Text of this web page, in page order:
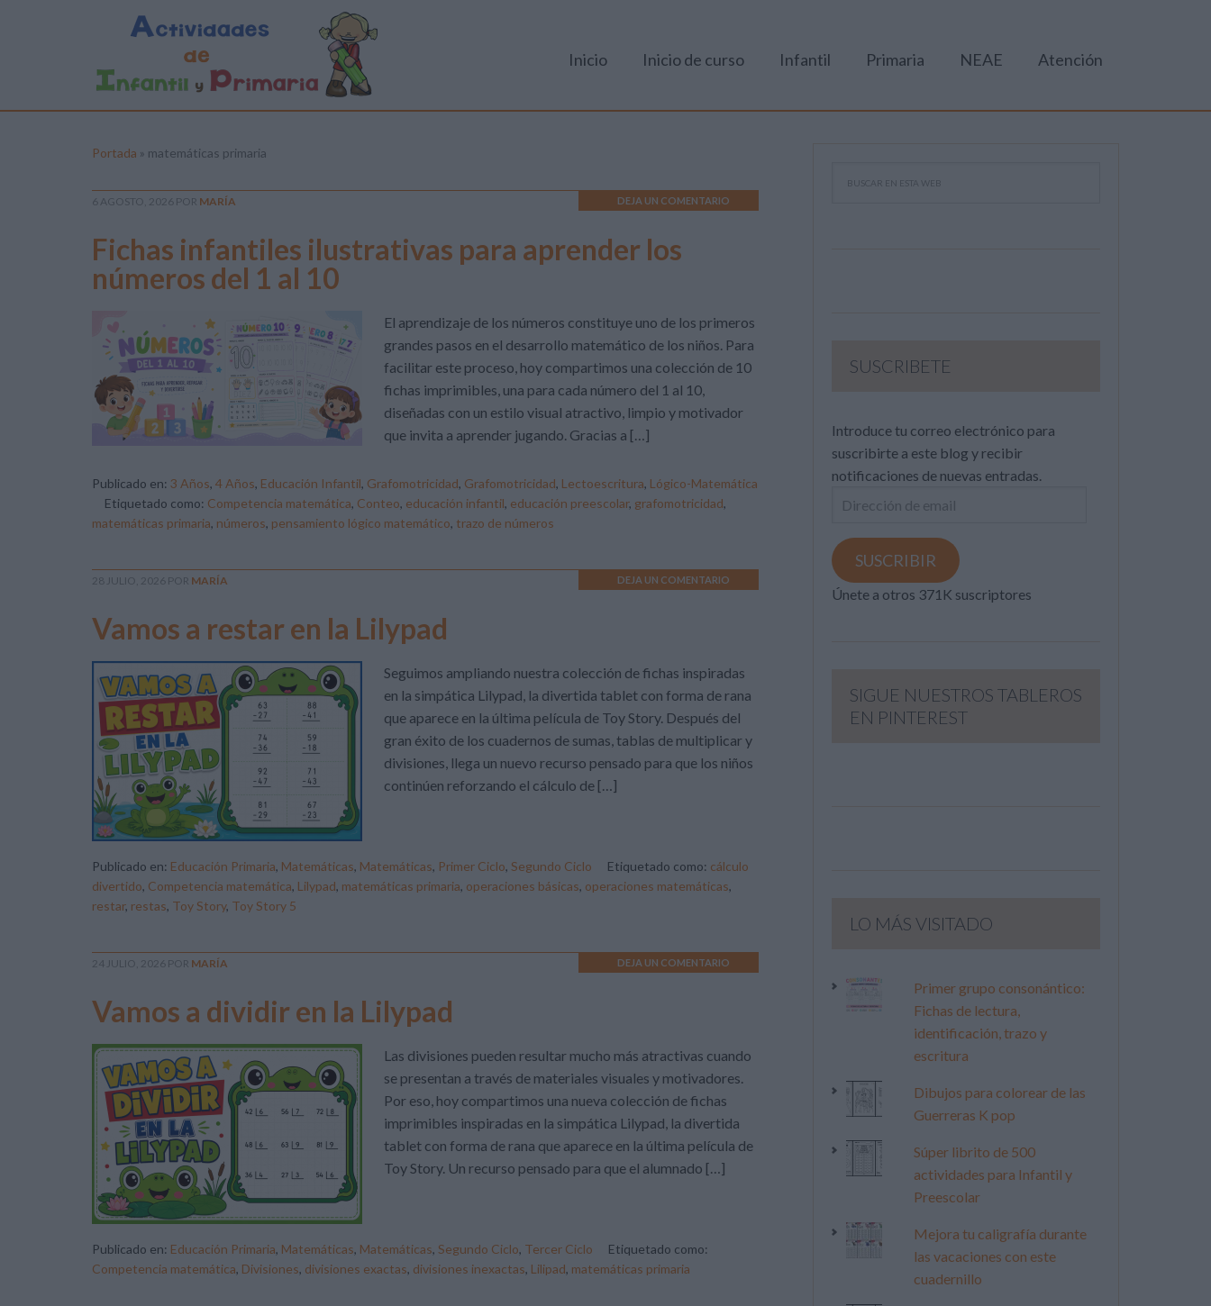
Inicio Inicio de curso Infantil Primaria NEAE Atención
Portada » matemáticas primaria
6 AGOSTO, 2026 POR MARÍA DEJA UN COMENTARIO
Fichas infantiles ilustrativas para aprender los
números del 1 al 10
El aprendizaje de los números constituye uno de los primeros
grandes pasos en el desarrollo matemático de los niños. Para
facilitar este proceso, hoy compartimos una colección de 10
fichas imprimibles, una para cada número del 1 al 10,
diseñadas con un estilo visual atractivo, limpio y motivador
que invita a aprender jugando. Gracias a […]
Publicado en: 3 Años, 4 Años, Educación Infantil, Grafomotricidad, Grafomotricidad, Lectoescritura, Lógico-Matemática
Etiquetado como: Competencia matemática, Conteo, educación infantil, educación preescolar, grafomotricidad,
matemáticas primaria, números, pensamiento lógico matemático, trazo de números
28 JULIO, 2026 POR MARÍA DEJA UN COMENTARIO
Vamos a restar en la Lilypad
Seguimos ampliando nuestra colección de fichas inspiradas
en la simpática Lilypad, la divertida tablet con forma de rana
que aparece en la última película de Toy Story. Después del
gran éxito de los cuadernos de sumas, tablas de multiplicar y
divisiones, llega un nuevo recurso pensado para que los niños
continúen reforzando el cálculo de […]
Publicado en: Educación Primaria, Matemáticas, Matemáticas, Primer Ciclo, Segundo Ciclo Etiquetado como: cálculo
divertido, Competencia matemática, Lilypad, matemáticas primaria, operaciones básicas, operaciones matemáticas,
restar, restas, Toy Story, Toy Story 5
24 JULIO, 2026 POR MARÍA DEJA UN COMENTARIO
Vamos a dividir en la Lilypad
Las divisiones pueden resultar mucho más atractivas cuando
se presentan a través de materiales visuales y motivadores.
Por eso, hoy compartimos una nueva colección de fichas
imprimibles inspiradas en la simpática Lilypad, la divertida
tablet con forma de rana que aparece en la última película de
Toy Story. Un recurso pensado para que el alumnado […]
Publicado en: Educación Primaria, Matemáticas, Matemáticas, Segundo Ciclo, Tercer Ciclo
Etiquetado como:
Competencia matemática, Divisiones, divisiones exactas, divisiones inexactas, Lilipad, matemáticas primaria
SUSCRIBETE
Introduce tu correo electrónico para
suscribirte a este blog y recibir
notificaciones de nuevas entradas.
Dirección
email
SUSCRIBIR
Únete a otros 371K suscriptores
SIGUE NUESTROS TABLEROS
EN PINTEREST
LO MÁS VISITADO
Primer grupo consonántico:
Fichas de lectura,
identificación, trazo y
escritura
Dibujos para colorear de las
Guerreras K pop
Súper librito de 500
actividades para Infantil y
Preescolar
Mejora tu caligrafía durante
las vacaciones con este
cuadernillo